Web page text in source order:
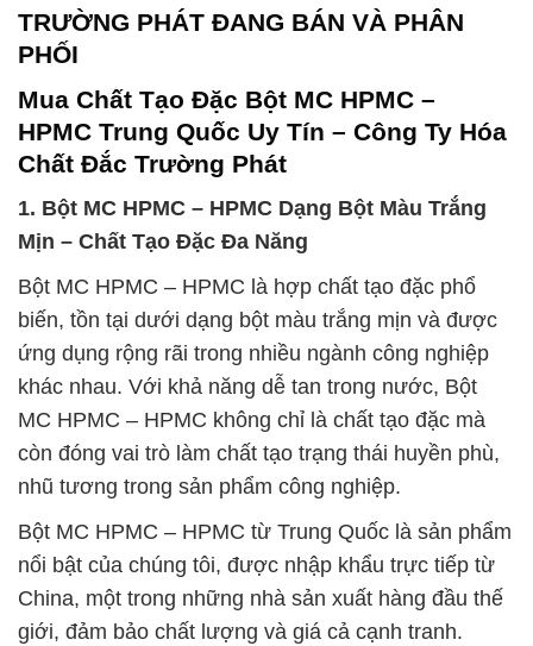
TRƯỜNG PHÁT ĐANG BÁN VÀ PHÂN
PHỐI
Mua Chất Tạo Đặc Bột MC HPMC –
HPMC Trung Quốc Uy Tín – Công Ty Hóa
Chất Đắc Trường Phát
1. Bột MC HPMC – HPMC Dạng Bột Màu Trắng
Mịn – Chất Tạo Đặc Đa Năng
Bột MC HPMC – HPMC là hợp chất tạo đặc phổ
biến, tồn tại dưới dạng bột màu trắng mịn và được
ứng dụng rộng rãi trong nhiều ngành công nghiệp
khác nhau. Với khả năng dễ tan trong nước, Bột
MC HPMC – HPMC không chỉ là chất tạo đặc mà
còn đóng vai trò làm chất tạo trạng thái huyền phù,
nhũ tương trong sản phẩm công nghiệp.
Bột MC HPMC – HPMC từ Trung Quốc là sản phẩm
nổi bật của chúng tôi, được nhập khẩu trực tiếp từ
China, một trong những nhà sản xuất hàng đầu thế
giới, đảm bảo chất lượng và giá cả cạnh tranh.